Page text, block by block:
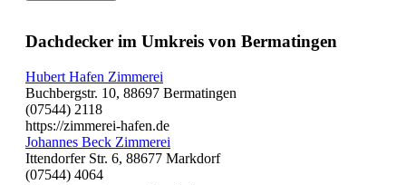
Dachdecker im Umkreis von Bermatingen
Hubert Hafen Zimmerei
Buchbergstr. 10, 88697 Bermatingen
(07544) 2118
https://zimmerei-hafen.de
Johannes Beck Zimmerei
Ittendorfer Str. 6, 88677 Markdorf
(07544) 4064